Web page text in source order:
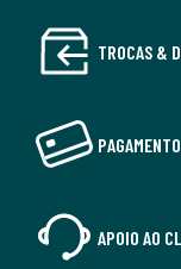
TROCAS &
APOIO AO